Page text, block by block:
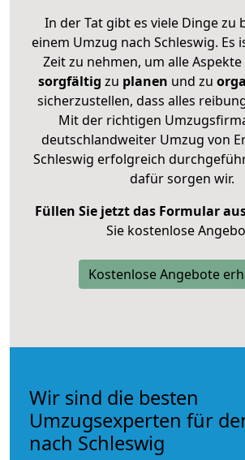
In der Tat gibt es viele Dinge zu
einem Umzug nach Schleswig. Es
Zeit zu nehmen, um alle
sorgfältig zu planen und zu
sicherzustellen, dass alles
Mit der richtigen
deutschlandweiter Umzug von
Schleswig erfolgreich
dafür sorgen wir.
Füllen Sie jetzt das Formular
Sie kostenlose
Kostenlose Angebote
Wir sind die besten
Umzugsexperten für
nach Schleswig